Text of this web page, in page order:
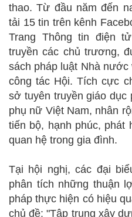
thao. Từ đầu năm đến
tải 15 tin trên kênh
Trang Thông tin điện
truyền các chủ trương,
sách pháp luật Nhà nước
công tác Hội. Tích cực
sở tuyên truyền giáo
phụ nữ Việt Nam, nhân
tiến bộ, hạnh phúc, phát
quan hệ trong gia đình.
Tại hội nghị, các đại
phân tích những thuận
pháp thực hiện có hiệu
chủ đề: "Tập trung xây